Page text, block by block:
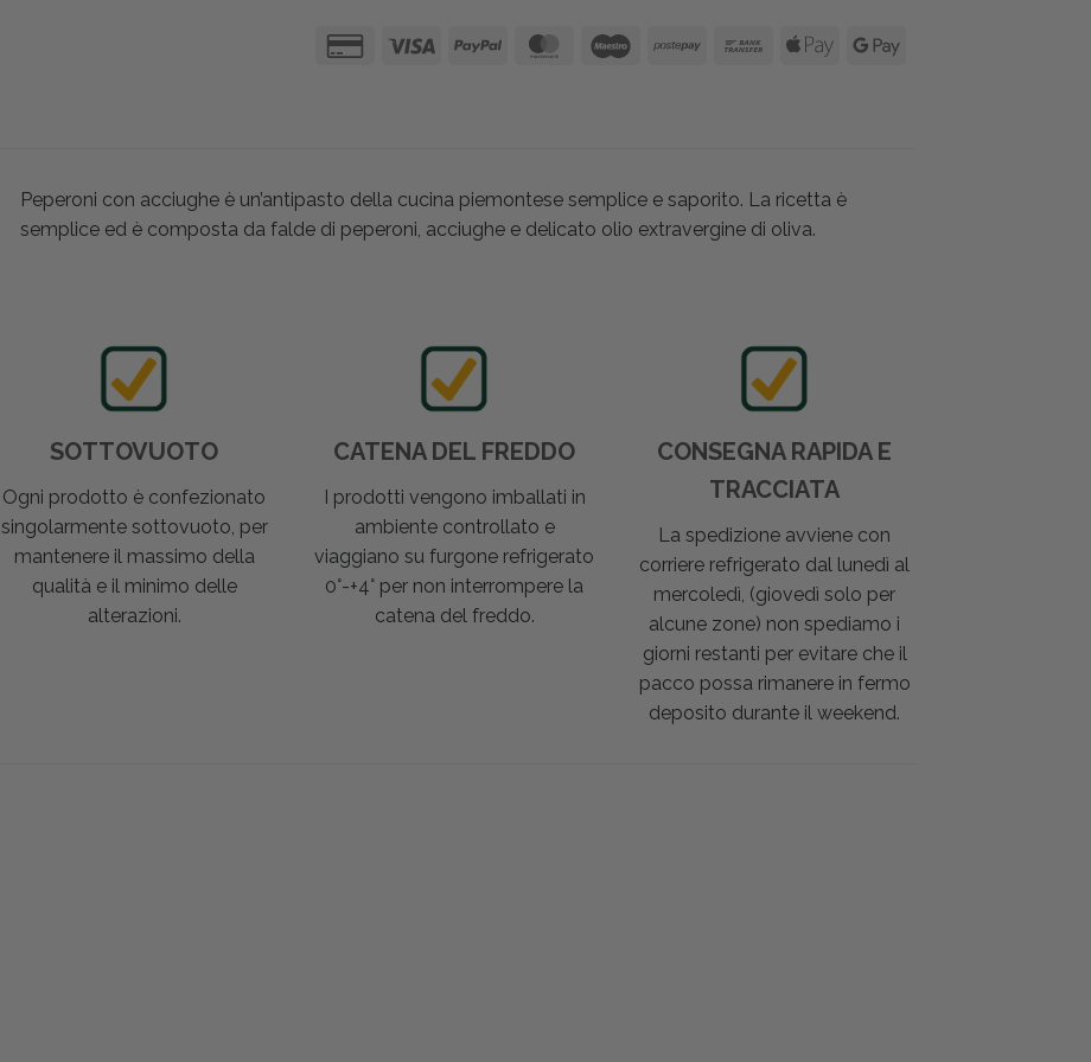
Peperoni con acciughe è un’antipasto della cucina piemontese semplice e saporito. La ricetta è
semplice ed è composta da falde di peperoni, acciughe e delicato olio extravergine di oliva.
SOTTOVUOTO
Ogni prodotto è confezionato
singolarmente sottovuoto, per
mantenere il massimo della
qualità e il minimo delle
alterazioni.
CATENA DEL FREDDO
I prodotti vengono imballati in
ambiente controllato e
viaggiano su furgone refrigerato
0°-+4° per non interrompere la
catena del freddo.
CONSEGNA RAPIDA E
TRACCIATA
La spedizione avviene con
corriere refrigerato dal lunedì al
mercoledì, (giovedì solo per
alcune zone) non spediamo i
giorni restanti per evitare che il
pacco possa rimanere in fermo
deposito durante il weekend.